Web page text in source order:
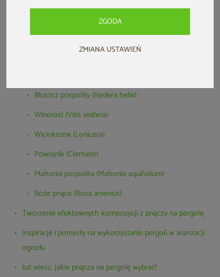
ZGODA
ZMIANA USTAWIEŃ
Dlaczego warto umieścić w ogrodzie pergolę?
Bluszcz pospolity (Hedera helix)
Winorośl (Vitis vinifera)
Wiciokrzew (Lonicera)
Powojnik (Clematis)
Mahonia pospolita (Mahonia aquifolium)
Róże pnące (Rosa arvensis)
Tworzenie efektownych kompozycji z pnączy na pergolę
Inspiracje i pomysły na wykorzystanie pergoli w aranżacji
ogrodu
Już wiesz, jakie pnącza na pergolę wybrać!